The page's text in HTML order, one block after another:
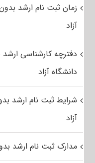
زمان ثبت نام ارشد
آزاد
دفترچه کارشناسی ارشد
دانشگاه آزاد
شرایط ثبت نام ارشد
آزاد
مدارک ثبت نام ارشد